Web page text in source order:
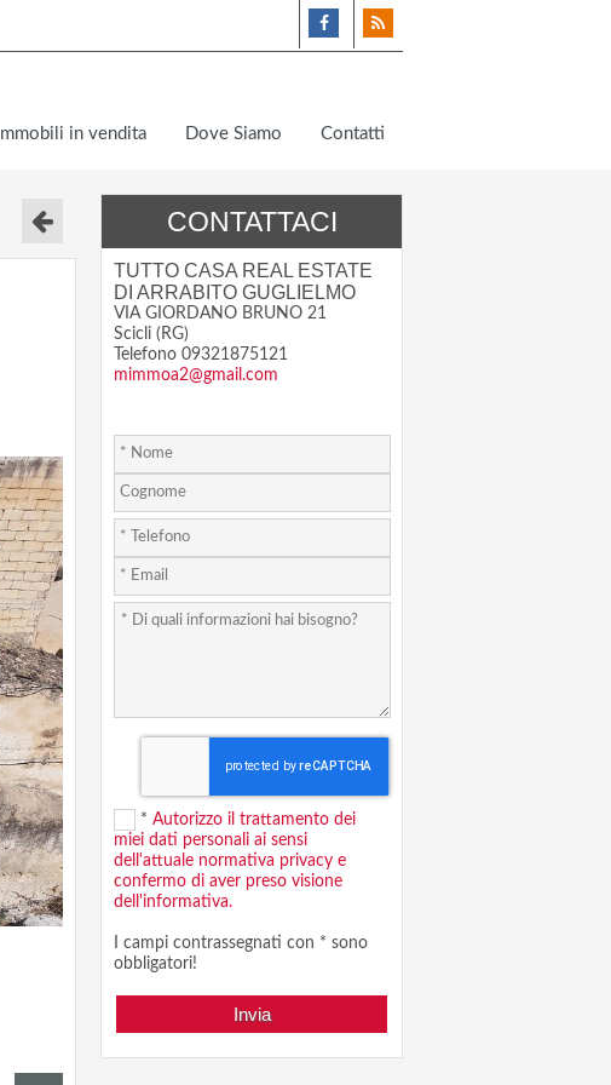
Immobili in vendita Dove Siamo Contatti
CONTATTACI
TUTTO CASA REAL ESTATE
DI ARRABITO GUGLIELMO
VIA GIORDANO BRUNO 21
Scicli (RG)
Telefono 09321875121
mimmoa2@gmail.com
* Autorizzo il trattamento dei
miei dati personali ai sensi
dell'attuale normativa privacy e
confermo di aver preso visione
dell'informativa.
I campi contrassegnati con * sono
obbligatori!